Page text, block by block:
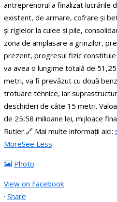
antreprenorul a finalizat lucrările
existent, de armare, cofrare și
și riglelor la culee și pile,
zona de amplasare a grinzilor,
prezent, progresul fizic constituie
va avea o lungime totală de
metri, va fi prevăzut cu două
trotuare tehnice, iar
deschideri de câte 15 metri.
de 25,58 milioane lei, mijloace
Rutier.🔗 Mai multe informații aici:
MoreSee Less
Photo
View on Facebook
· Share